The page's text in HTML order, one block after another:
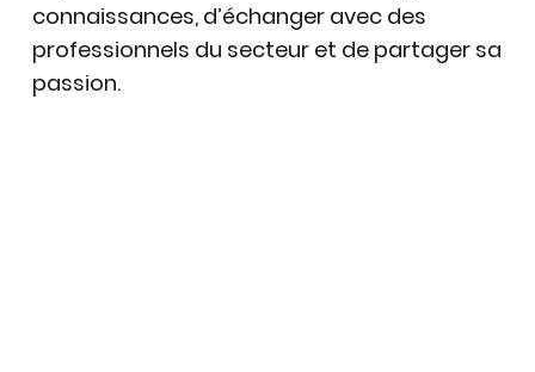
connaissances, d’échanger avec des
professionnels du secteur et de partager sa
passion.